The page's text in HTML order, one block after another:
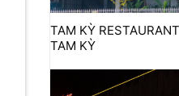
TAM KỲ
TAM KỲ